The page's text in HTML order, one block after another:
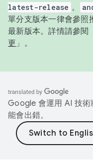
latest-release 。
單分支版本一律會參照
最新版本。詳情請參閱
更 」。
Google 會運用 AI 技
能會出錯。